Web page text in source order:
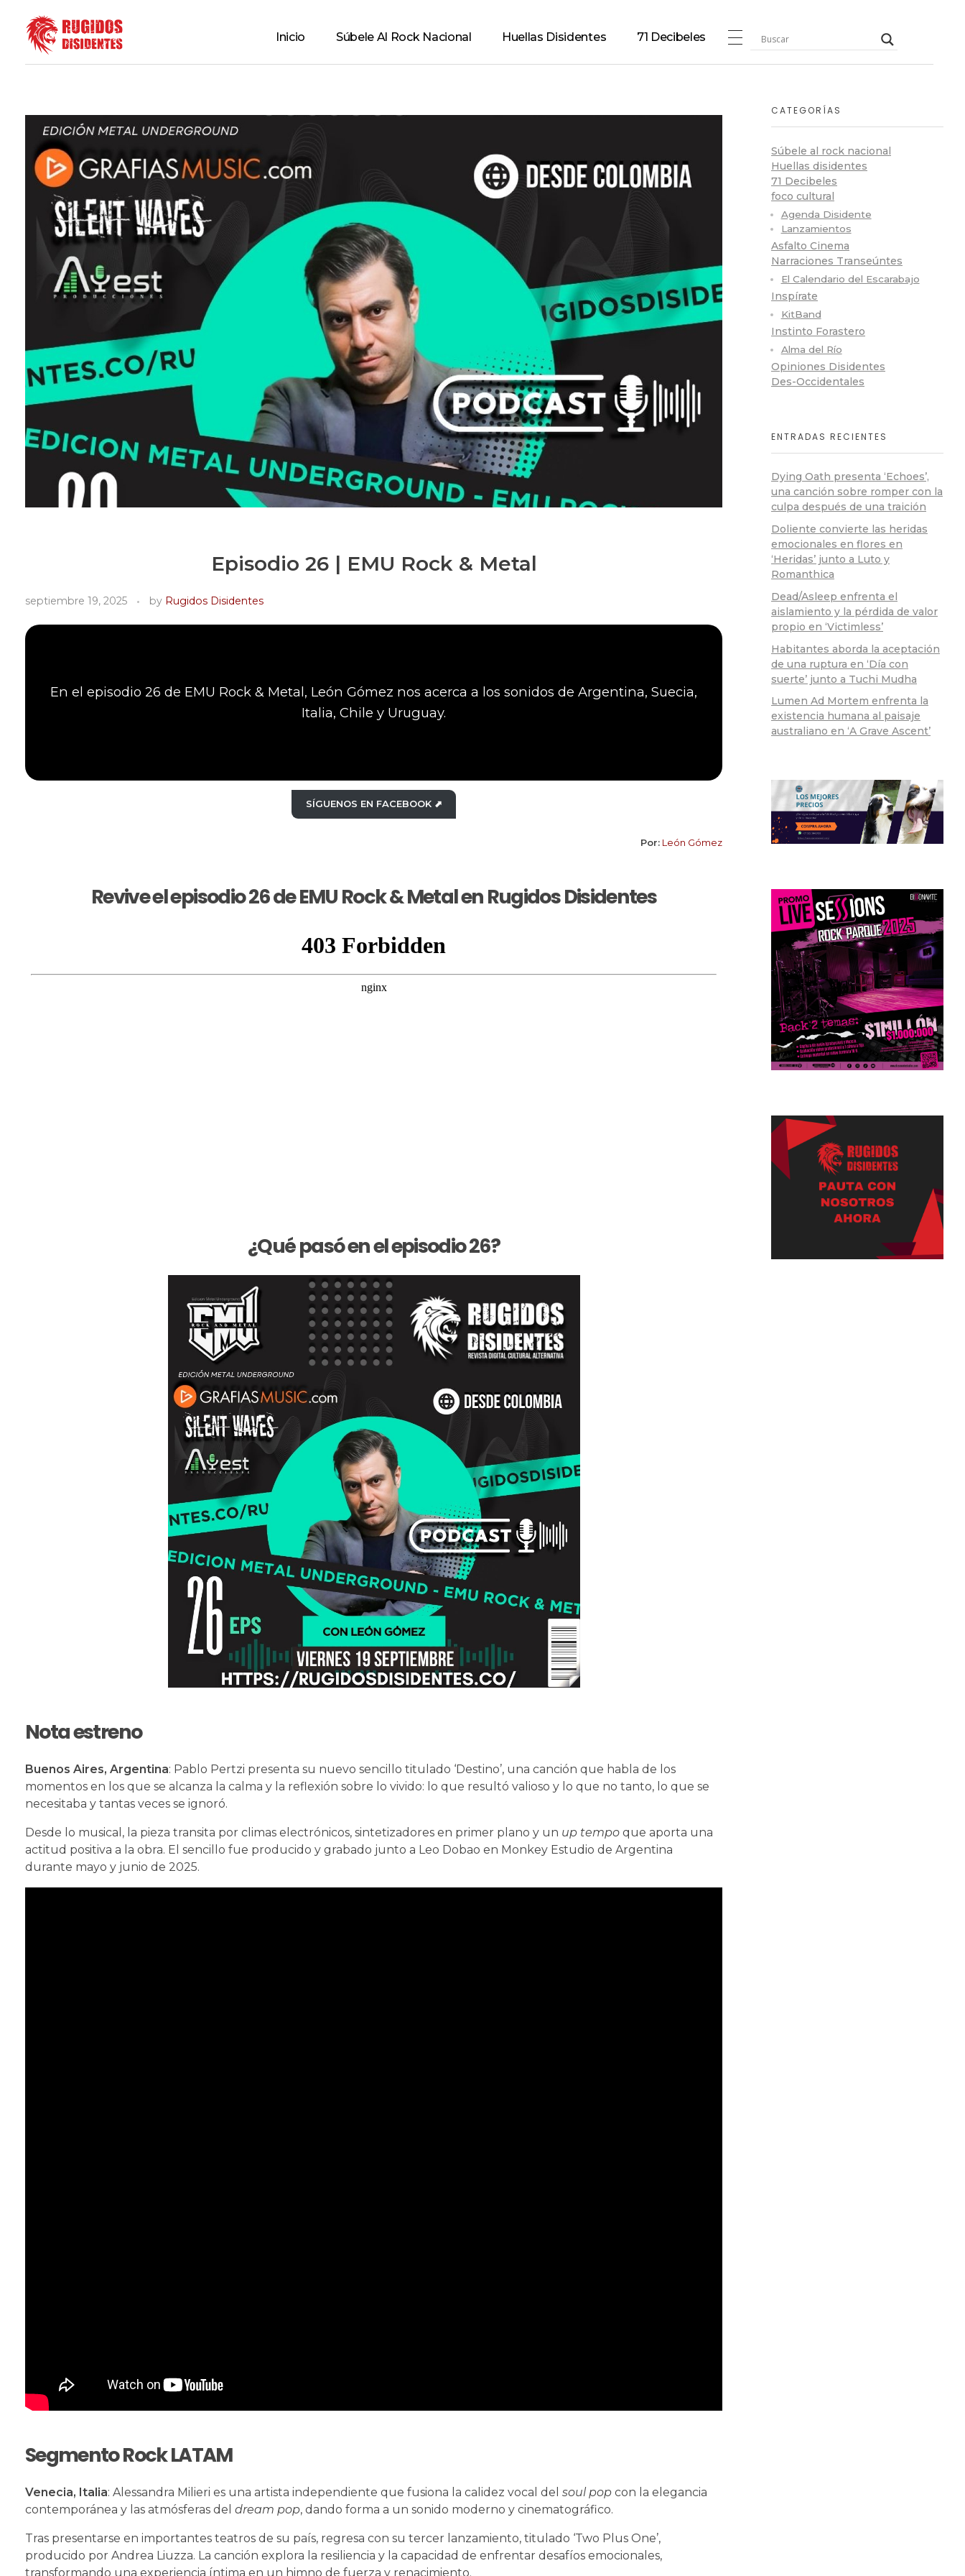
Rugidos Disidentes
Bogotá - Colombia | ISSN 2619-5569
Inicio Súbele Al Rock Nacional Huellas Disidentes 71 Decibeles
Episodio 26 | EMU Rock & Metal
septiembre 19, 2025 by Rugidos Disidentes
En el episodio 26 de EMU Rock & Metal, León Gómez nos acerca a los sonidos de Argentina, Suecia,
Italia, Chile y Uruguay.
SÍGUENOS EN FACEBOOK ⬈
Por: León Gómez
Revive el episodio 26 de EMU Rock & Metal en Rugidos Disidentes
¿Qué pasó en el episodio 26?
Nota estreno
Buenos Aires, Argentina: Pablo Pertzi presenta su nuevo sencillo titulado ‘Destino’, una canción que habla de los
momentos en los que se alcanza la calma y la reflexión sobre lo vivido: lo que resultó valioso y lo que no tanto, lo que se
necesitaba y tantas veces se ignoró.
Desde lo musical, la pieza transita por climas electrónicos, sintetizadores en primer plano y un up tempo que aporta una
actitud positiva a la obra. El sencillo fue producido y grabado junto a Leo Dobao en Monkey Estudio de Argentina
durante mayo y junio de 2025.
Segmento Rock LATAM
Venecia, Italia: Alessandra Milieri es una artista independiente que fusiona la calidez vocal del soul pop con la elegancia
contemporánea y las atmósferas del dream pop, dando forma a un sonido moderno y cinematográfico.
Tras presentarse en importantes teatros de su país, regresa con su tercer lanzamiento, titulado ‘Two Plus One’,
producido por Andrea Liuzza. La canción explora la resiliencia y la capacidad de enfrentar desafíos emocionales,
transformando una experiencia íntima en un himno de fuerza y renacimiento.
CATEGORÍAS
Súbele al rock nacional
Huellas disidentes
71 Decibeles
foco cultural
Agenda Disidente
Lanzamientos
Asfalto Cinema
Narraciones Transeúntes
El Calendario del Escarabajo
Inspírate
KitBand
Instinto Forastero
Alma del Río
Opiniones Disidentes
Des-Occidentales
ENTRADAS RECIENTES
Dying Oath presenta ‘Echoes’,
una canción sobre romper con la
culpa después de una traición
Doliente convierte las heridas
emocionales en flores en
‘Heridas’ junto a Luto y
Romanthica
Dead/Asleep enfrenta el
aislamiento y la pérdida de valor
propio en ‘Victimless’
Habitantes aborda la aceptación
de una ruptura en ‘Día con
suerte’ junto a Tuchi Mudha
Lumen Ad Mortem enfrenta la
existencia humana al paisaje
australiano en ‘A Grave Ascent’